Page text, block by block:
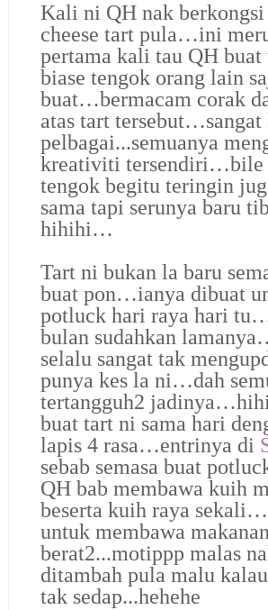
Kali ni QH nak berkongsi
cheese tart pula…ini
pertama kali tau QH
biase tengok orang lain
buat…bermacam corak
atas tart
pelbagai...semuanya
kreativiti tersendiri…bile
tengok begitu teringin
sama tapi serunya baru
hihihi…
Tart ni bukan la baru
buat pon…ianya dibuat
potluck hari raya hari
bulan sudahkan
selalu sangat tak
punya kes la ni…dah
tertangguh2
buat tart ni sama hari
lapis 4 rasa…entrinya di
sebab semasa buat
QH bab membawa kuih
beserta kuih raya
untuk membawa
berat2...motippp malas
ditambah pula malu
tak sedap...hehehe